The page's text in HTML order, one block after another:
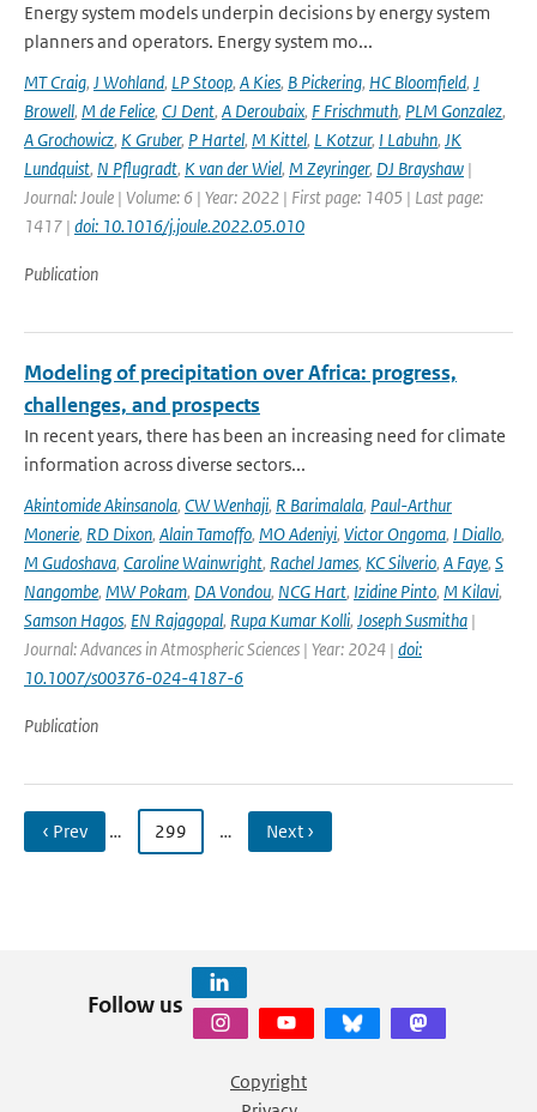
Energy system models underpin decisions by energy system
planners and operators. Energy system mo...
MT Craig, J Wohland, LP Stoop, A Kies, B Pickering, HC Bloomfield, J
Browell, M de Felice, CJ Dent, A Deroubaix, F Frischmuth, PLM Gonzalez,
A Grochowicz, K Gruber, P Hartel, M Kittel, L Kotzur, I Labuhn, JK
Lundquist, N Pflugradt, K van der Wiel, M Zeyringer, DJ Brayshaw |
Journal: Joule | Volume: 6 | Year: 2022 | First page: 1405 | Last page:
1417 | doi: 10.1016/j.joule.2022.05.010
Publication
Modeling of precipitation over Africa: progress,
challenges, and prospects
In recent years, there has been an increasing need for climate
information across diverse sectors...
Akintomide Akinsanola, CW Wenhaji, R Barimalala, Paul-Arthur
Monerie, RD Dixon, Alain Tamoffo, MO Adeniyi, Victor Ongoma, I Diallo,
M Gudoshava, Caroline Wainwright, Rachel James, KC Silverio, A Faye, S
Nangombe, MW Pokam, DA Vondou, NCG Hart, Izidine Pinto, M Kilavi,
Samson Hagos, EN Rajagopal, Rupa Kumar Kolli, Joseph Susmitha |
Journal: Advances in Atmospheric Sciences | Year: 2024 | doi:
10.1007/s00376-024-4187-6
Publication
‹ Prev … 299 … Next ›
Follow us
Copyright